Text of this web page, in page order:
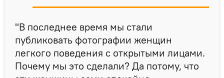
"В последнее время мы стали
публиковать фотографии женщин
легкого поведения с открытыми лицами.
Почему мы это сделали? Да потому, что